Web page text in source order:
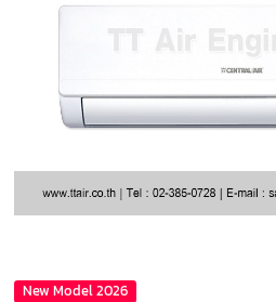
New Model 2026